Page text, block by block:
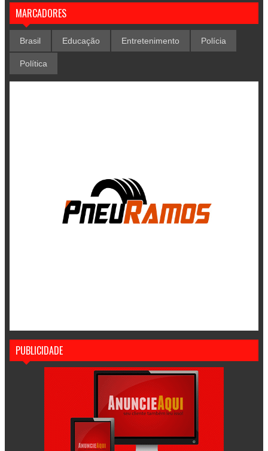
MARCADORES
Brasil Educação Entretenimento Polícia
Política
PUBLICIDADE